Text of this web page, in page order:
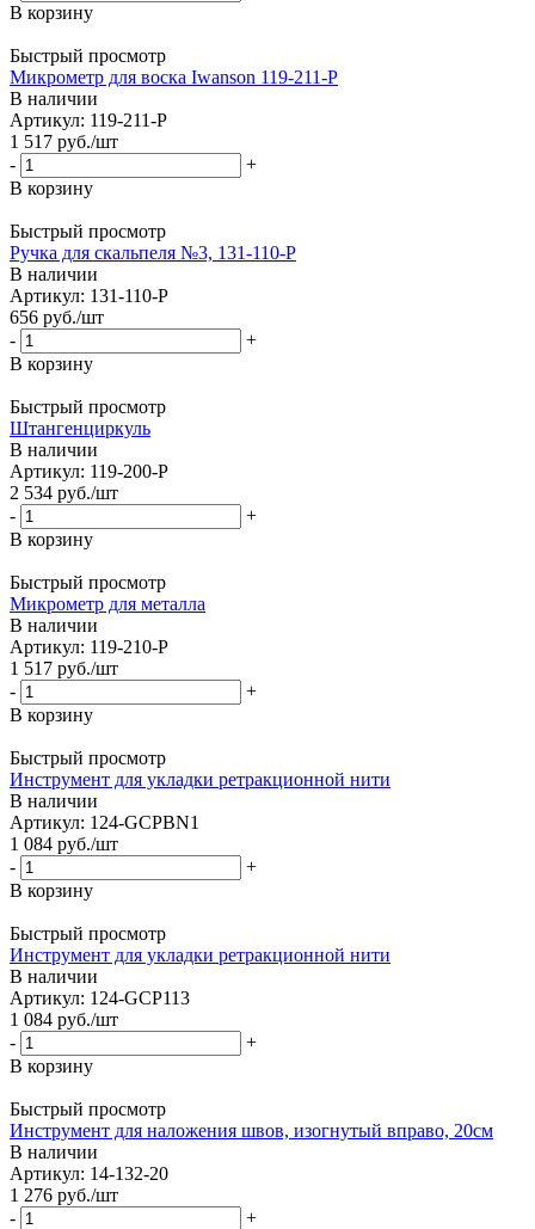
В корзину
Быстрый просмотр
Микрометр для воска Iwanson 119-211-P
В наличии
Артикул: 119-211-P
1 517 руб./шт
-
+
В корзину
Быстрый просмотр
Ручка для скальпеля №3, 131-110-P
В наличии
Артикул: 131-110-P
656 руб./шт
-
+
В корзину
Быстрый просмотр
Штангенциркуль
В наличии
Артикул: 119-200-P
2 534 руб./шт
-
+
В корзину
Быстрый просмотр
Микрометр для металла
В наличии
Артикул: 119-210-P
1 517 руб./шт
-
+
В корзину
Быстрый просмотр
Инструмент для укладки ретракционной нити
В наличии
Артикул: 124-GCPBN1
1 084 руб./шт
-
+
В корзину
Быстрый просмотр
Инструмент для укладки ретракционной нити
В наличии
Артикул: 124-GCP113
1 084 руб./шт
-
+
В корзину
Быстрый просмотр
Инструмент для наложения швов, изогнутый вправо, 20см
В наличии
Артикул: 14-132-20
1 276 руб./шт
-
+